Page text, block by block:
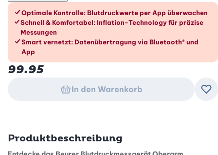
Die Vorteile im Überblick
Optimale Kontrolle: Blutdruckwerte per App überwachen
Schnell & Komfortabel: Inflation-Technology für präzise
Messungen
Smart vernetzt: Datenübertragung via Bluetooth® und
App
99.95
In den Warenkorb
Produktbeschreibung